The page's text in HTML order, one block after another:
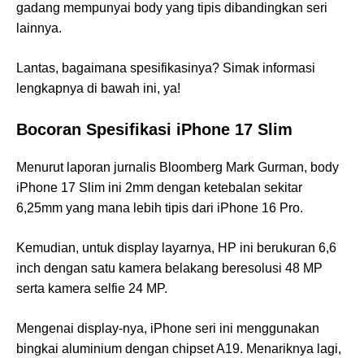
gadang mempunyai body yang tipis dibandingkan seri
lainnya.
Lantas, bagaimana spesifikasinya? Simak informasi
lengkapnya di bawah ini, ya!
Bocoran Spesifikasi iPhone 17 Slim
Menurut laporan jurnalis Bloomberg Mark Gurman, body
iPhone 17 Slim ini 2mm dengan ketebalan sekitar
6,25mm yang mana lebih tipis dari iPhone 16 Pro.
Kemudian, untuk display layarnya, HP ini berukuran 6,6
inch dengan satu kamera belakang beresolusi 48 MP
serta kamera selfie 24 MP.
Mengenai display-nya, iPhone seri ini menggunakan
bingkai aluminium dengan chipset A19. Menariknya lagi,